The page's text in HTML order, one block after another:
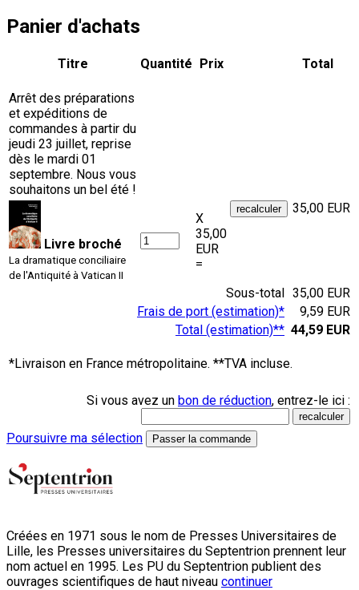
Panier d'achats
Arrêt des préparations
et expéditions de
commandes à partir du
jeudi 23 juillet, reprise
dès le mardi 01
septembre. Nous vous
souhaitons un bel été !
Titre Quantité Prix Total
Livre broché
La dramatique conciliaire
de l'Antiquité à Vatican II
X
35,00
EUR
=
35,00 EUR
Sous-total 35,00 EUR
Frais de port (estimation)*
9,59 EUR
Total (estimation)** 44,59 EUR
*Livraison en France métropolitaine. **TVA incluse.
Si vous avez un bon de réduction, entrez-le ici :
Poursuivre ma sélection Passer la commande
Créées en 1971 sous le nom de Presses Universitaires de
Lille, les Presses universitaires du Septentrion prennent leur
nom actuel en 1995. Les PU du Septentrion publient des
ouvrages scientifiques de haut niveau continuer